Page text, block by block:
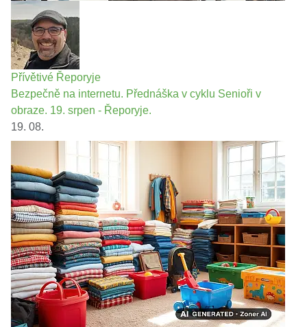
Přívětivé Řeporyje
Bezpečně na internetu. Přednáška v cyklu Senioři v
obraze. 19. srpen - Řeporyje.
19. 08.